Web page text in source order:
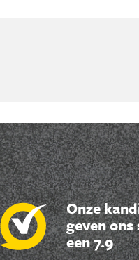
Onze
geven ons
een 7.9